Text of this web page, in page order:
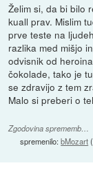
Želim si, da bi bilo
kuall prav. Mislim
prve teste na
razlika med mišjo
odvisnik od
čokolade, tako je
se zdravijo z tem
Malo si preberi o
Zgodovina sprememb…
spremenilo:bMozart(